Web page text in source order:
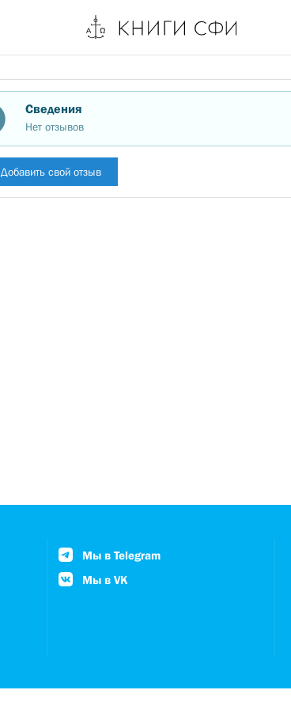
Сведения
Нет отзывов
Добавить свой отзыв
Мы в Telegram
Мы в VK